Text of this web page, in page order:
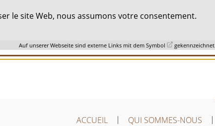
le site Web, nous assumons votre consentement.
Auf unserer Webseite sind externe Links mit dem Symbol gekennzeichnet.
ACCUEIL QUI SOMMES-NOUS